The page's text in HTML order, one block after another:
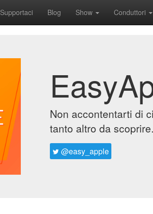
Supportaci Blog Show Conduttori
Non accontentarti di
tanto altro da
@easy_apple